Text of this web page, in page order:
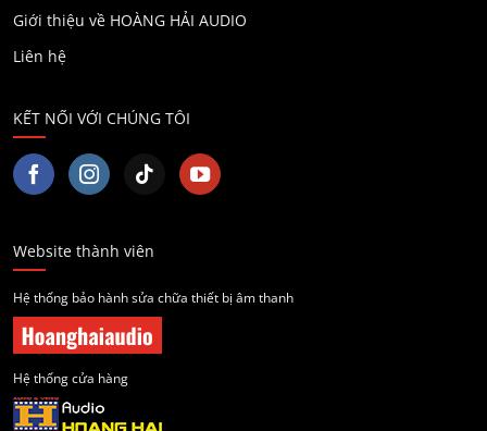
Giới thiệu về HOÀNG HẢI AUDIO
Liên hệ
KẾT NỐI VỚI CHÚNG TÔI
Website thành viên
Hệ thống bảo hành sửa chữa thiết bị âm thanh
Hệ thống cửa hàng